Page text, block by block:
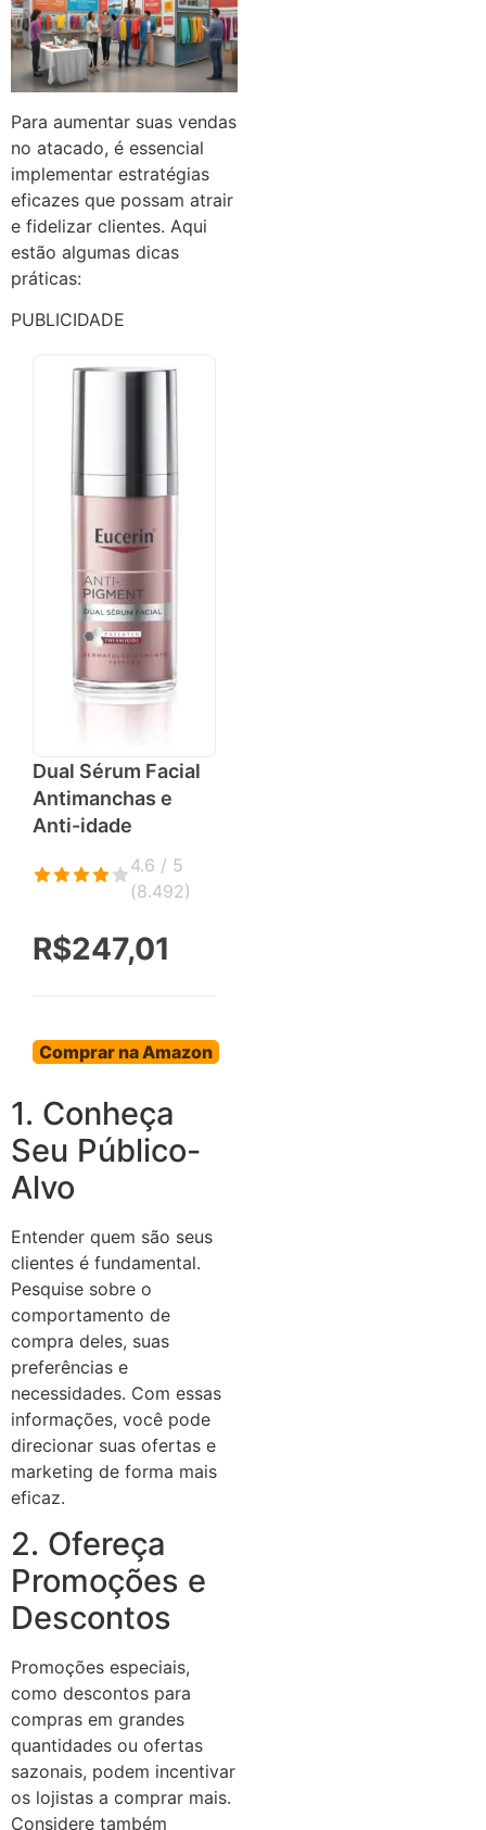
Para aumentar suas vendas
no atacado, é essencial
implementar estratégias
eficazes que possam atrair
e fidelizar clientes. Aqui
estão algumas dicas
práticas:
PUBLICIDADE
Dual Sérum Facial
Antimanchas e
Anti-idade
4.6 / 5
(8.492)
R$247,01
Comprar na Amazon
1. Conheça
Seu Público-
Alvo
Entender quem são seus
clientes é fundamental.
Pesquise sobre o
comportamento de
compra deles, suas
preferências e
necessidades. Com essas
informações, você pode
direcionar suas ofertas e
marketing de forma mais
eficaz.
2. Ofereça
Promoções e
Descontos
Promoções especiais,
como descontos para
compras em grandes
quantidades ou ofertas
sazonais, podem incentivar
os lojistas a comprar mais.
Considere também